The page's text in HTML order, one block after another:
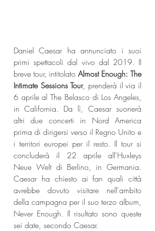
Daniel Caesar ha annunciato i suoi
primi spettacoli dal vivo dal 2019. Il
breve tour, intitolato Almost Enough: The
Intimate Sessions Tour, prenderà il via il
6 aprile al The Belasco di Los Angeles,
in California. Da lì, Caesar suonerà
altri due concerti in Nord America
prima di dirigersi verso il Regno Unito e
i territori europei per il resto. Il tour si
concluderà il 22 aprile all'Huxleys
Neue Welt di Berlino, in Germania.
Caesar ha chiesto ai fan quali città
avrebbe dovuto visitare nell'ambito
della campagna per il suo terzo album,
Never Enough. Il risultato sono queste
sei date, secondo Caesar.